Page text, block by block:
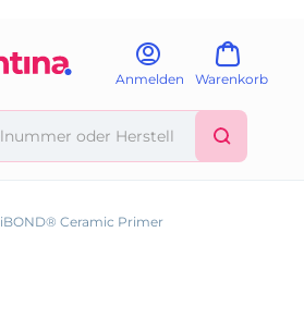
Anmelden Warenkorb
iBOND® Ceramic Primer